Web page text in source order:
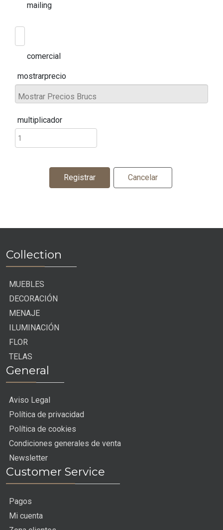
mailing
comercial
mostrarprecio
multiplicador
Registrar Cancelar
Collection
MUEBLES
DECORACIÓN
MENAJE
ILUMINACIÓN
FLOR
TELAS
General
Aviso Legal
Política de privacidad
Política de cookies
Condiciones generales de venta
Newsletter
Customer Service
Pagos
Mi cuenta